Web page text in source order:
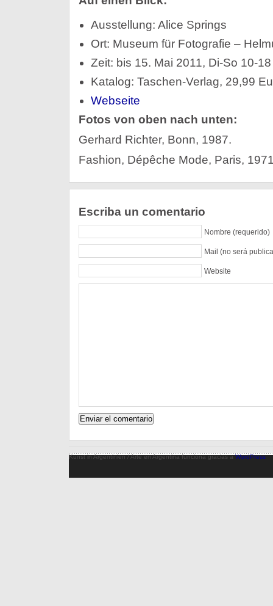
Ausstellung: Alice Springs
Ort: Museum für Fotografie –
Zeit: bis 15. Mai 2011, Di-So 10-
Katalog: Taschen-Verlag, 29,99
Webseite
Fotos von oben nach unten:
Gerhard Richter, Bonn, 1987.
Fashion, Dépêche Mode, Paris,
Escriba un comentario
Nombre (requerido)
Mail (no será
Website
Kunst in Argentinien / Arte en Argentina funciona gracias aWordPress